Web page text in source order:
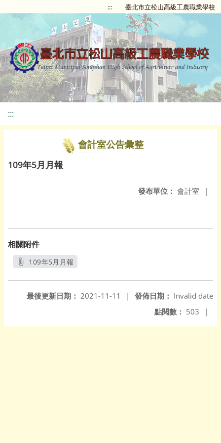
::: 臺北市立松山高級工農職業學校
:::
會計室公告彙整
109年5月月報
發布單位： 會計室 |
相關附件
109年5月月報
發佈日期： Invalid date
最後更新日期： 2021-11-11
|
點閱數： 503 |